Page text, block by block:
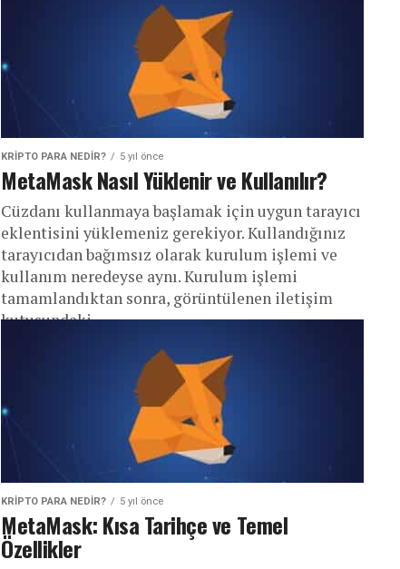
KRIPTO PARA NEDIR? 5 yıl önce
MetaMask Nasıl Yüklenir ve Kullanılır?
Cüzdanı kullanmaya başlamak için uygun tarayıcı
eklentisini yüklemeniz gerekiyor. Kullandığınız
tarayıcıdan bağımsız olarak kurulum işlemi ve
kullanım neredeyse aynı. Kurulum işlemi
tamamlandıktan sonra, görüntülenen iletişim
kutusundaki...
KRIPTO PARA NEDIR? 5 yıl önce
MetaMask: Kısa Tarihçe ve Temel
Özellikler